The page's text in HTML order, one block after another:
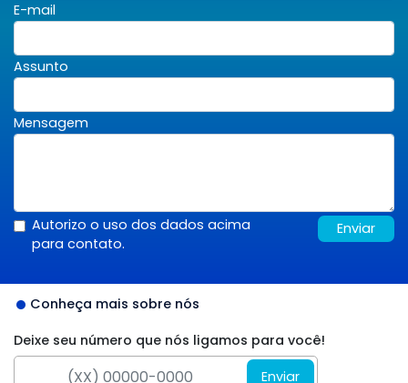
E-mail
Assunto
Mensagem
Autorizo o uso dos dados acima
para contato.
Enviar
Conheça mais sobre nós
Deixe seu número que nós ligamos para você!
Enviar